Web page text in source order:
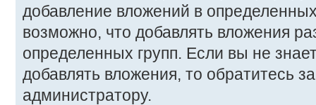
добавление вложений в
возможно, что добавлять вложения
определенных групп. Если вы не
добавлять вложения, то обратитесь
администратору.